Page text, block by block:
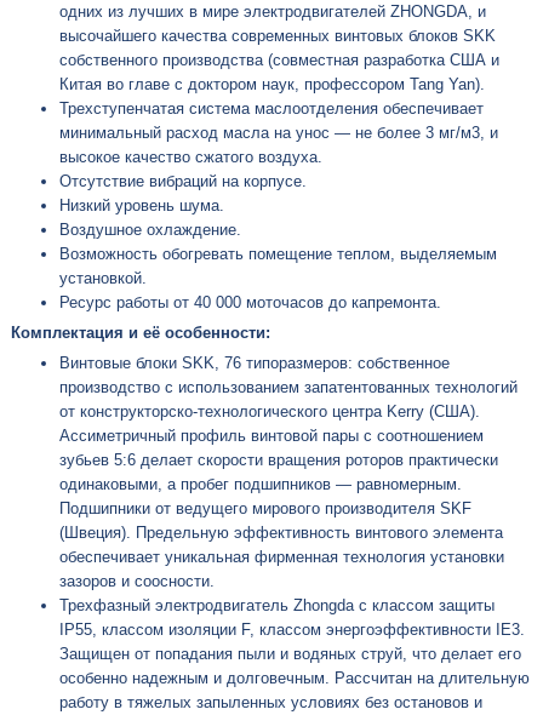
одних из лучших в мире электродвигателей ZHONGDA, и
высочайшего качества современных винтовых блоков SKK
собственного производства (совместная разработка США и
Китая во главе с доктором наук, профессором Tang Yan).
Трехступенчатая система маслоотделения обеспечивает
минимальный расход масла на унос — не более 3 мг/м3, и
высокое качество сжатого воздуха.
Отсутствие вибраций на корпусе.
Низкий уровень шума.
Воздушное охлаждение.
Возможность обогревать помещение теплом, выделяемым
установкой.
Ресурс работы от 40 000 моточасов до капремонта.
Комплектация и её особенности:
Винтовые блоки SKK, 76 типоразмеров: собственное
производство с использованием запатентованных технологий
от конструкторско-технологического центра Kerry (США).
Ассиметричный профиль винтовой пары с соотношением
зубьев 5:6 делает скорости вращения роторов практически
одинаковыми, а пробег подшипников — равномерным.
Подшипники от ведущего мирового производителя SKF
(Швеция). Предельную эффективность винтового элемента
обеспечивает уникальная фирменная технология установки
зазоров и соосности.
Трехфазный электродвигатель Zhongda с классом защиты
IP55, классом изоляции F, классом энергоэффективности IE3.
Защищен от попадания пыли и водяных струй, что делает его
особенно надежным и долговечным. Рассчитан на длительную
работу в тяжелых запыленных условиях без остановов и